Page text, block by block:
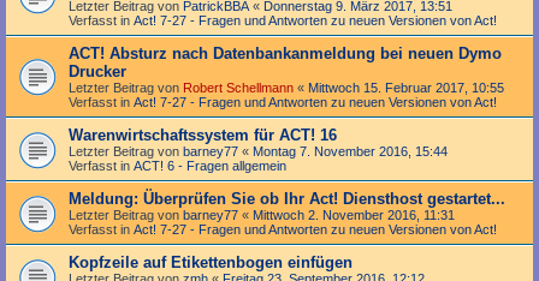
Letzter Beitrag von PatrickBBA « Donnerstag 9. März 2017, 13:51
Verfasst in Act! 7-27 - Fragen und Antworten zu neuen Versionen von Act!
ACT! Absturz nach Datenbankanmeldung bei neuen Dymo
Drucker
Letzter Beitrag von Robert Schellmann « Mittwoch 15. Februar 2017, 10:55
Verfasst in Act! 7-27 - Fragen und Antworten zu neuen Versionen von Act!
Warenwirtschaftssystem für ACT! 16
Letzter Beitrag von barney77 « Montag 7. November 2016, 15:44
Verfasst in ACT! 6 - Fragen allgemein
Meldung: Überprüfen Sie ob Ihr Act! Diensthost gestartet...
Letzter Beitrag von barney77 « Mittwoch 2. November 2016, 11:31
Verfasst in Act! 7-27 - Fragen und Antworten zu neuen Versionen von Act!
Kopfzeile auf Etikettenbogen einfügen
Letzter Beitrag von zmh « Freitag 23. September 2016, 12:12